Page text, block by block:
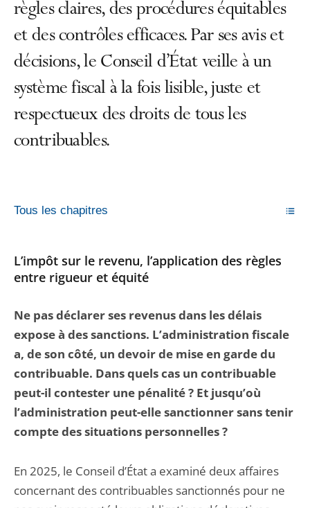
règles claires, des procédures équitables
et des contrôles efficaces. Par ses avis et
décisions, le Conseil d’État veille à un
système fiscal à la fois lisible, juste et
respectueux des droits de tous les
contribuables.
Tous les chapitres
L’impôt sur le revenu, l’application des règles
entre rigueur et équité
Ne pas déclarer ses revenus dans les délais
expose à des sanctions. L’administration fiscale
a, de son côté, un devoir de mise en garde du
contribuable. Dans quels cas un contribuable
peut-il contester une pénalité ? Et jusqu’où
l’administration peut-elle sanctionner sans tenir
compte des situations personnelles ?
En 2025, le Conseil d’État a examiné deux affaires
concernant des contribuables sanctionnés pour ne